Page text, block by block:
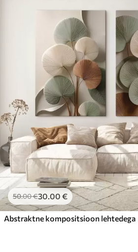
50.00€30.00 €
Abstraktne kompositsioon lehtedega